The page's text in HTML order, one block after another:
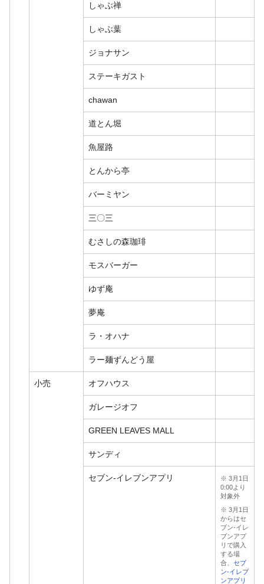
しゃぶ禅
しゃぶ葉
ジョナサン
ステーキガスト
chawan
道とん堀
魚屋路
とんから亭
バーミヤン
三〇三
むさしの森珈琲
モスバーガー
ゆず庵
夢庵
ラ・オハナ
ラー麺ずんどう屋
小売 オフハウス
ガレージオフ
GREEN LEAVES MALL
サンディ
セブン-イレブンアプリ
※ 3月1日
0:00より
対象外
※ 3月1日
からはセ
ブン-イレ
ブンアプ
リで購入
する場
合、 セブ
ン-イレブ
ンアプリ